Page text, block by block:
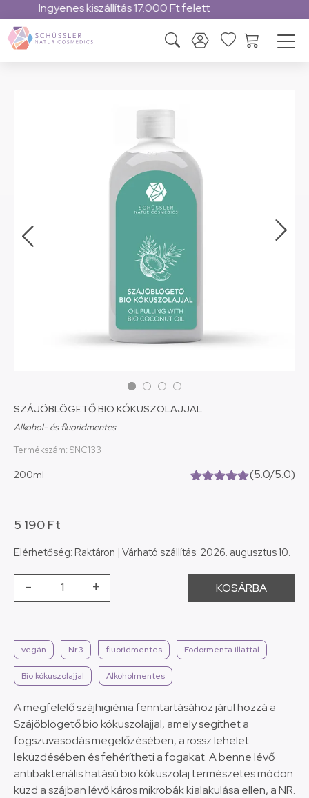
Magyar márka
SZÁJÖBLÖGETŐ BIO KÓKUSZOLAJJAL
Alkohol- és fluoridmentes
Termékszám: SNC133
200ml
(5.0/5.0)
5 190 Ft
Elérhetőség: Raktáron | Várható szállítás: 2026. augusztus 10.
- + KOSÁRBA
vegán Nr.3 fluoridmentes Fodormenta illattal
Bio kókuszolajjal Alkoholmentes
A megfelelő szájhigiénia fenntartásához járul hozzá a
Szájöblögető bio kókuszolajjal, amely segíthet a
fogszuvasodás megelőzésében, a rossz lehelet
leküzdésében és fehérítheti a fogakat. A benne lévő
antibakteriális hatású bio kókuszolaj természetes módon
küzd a szájban lévő káros mikrobák kialakulása ellen, a NR.